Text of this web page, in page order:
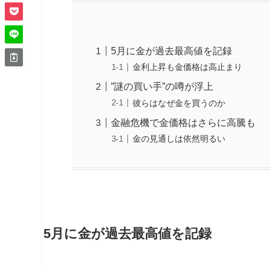
5月に金が過去最高値を記録
金利上昇も金価格は高止まり
”謎の買い手”の噂が浮上
彼らはなぜ金を買うのか
金融危機で金価格はさらに高騰も
金の見通しは依然明るい
5月に金が過去最高値を記録